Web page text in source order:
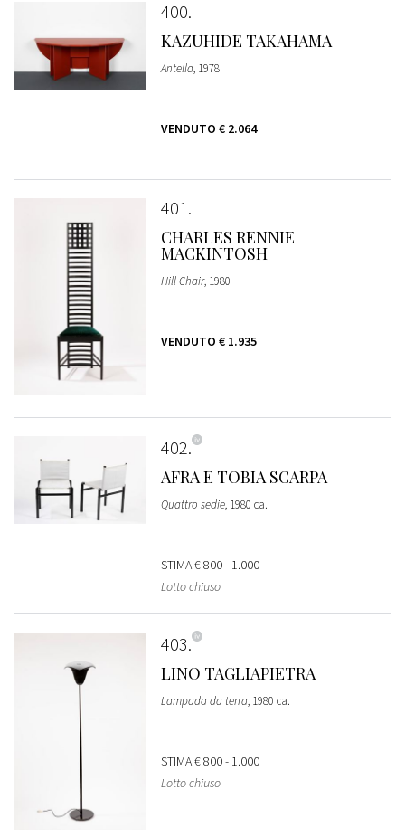
400
KAZUHIDE TAKAHAMA
Antella, 1978
VENDUTO € 2.064
401
CHARLES RENNIE
MACKINTOSH
Hill Chair, 1980
VENDUTO € 1.935
402
AFRA E TOBIA SCARPA
Quattro sedie, 1980 ca.
STIMA€ 800 - 1.000
Lotto chiuso
403
LINO TAGLIAPIETRA
Lampada da terra, 1980 ca.
STIMA€ 800 - 1.000
Lotto chiuso